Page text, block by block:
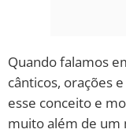
Quando falamos
cânticos, orações
esse conceito e
muito além de um